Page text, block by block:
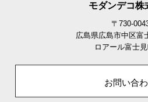
モダンデコ株
〒730-
広島県広島市中区富
ロアール富士
お問い合